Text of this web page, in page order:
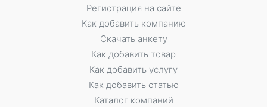
Регистрация на сайте
Как добавить компанию
Скачать анкету
Как добавить товар
Как добавить услугу
Как добавить статью
Каталог компаний